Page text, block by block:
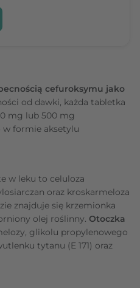
cefuroksymu jako
od dawki, każda tabletka
mg lub 500 mg
w formie aksetylu
w leku to celuloza
oraz kroskarmeloza
znajduje się krzemionka
olej roślinny. Otoczka
glikolu propylenowego
tytanu (E 171) oraz